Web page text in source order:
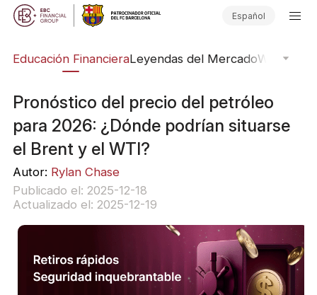
Español
Educación FinancieraLeyendas del MercadoWebinars
Pronóstico del precio del petróleo
para 2026: ¿Dónde podrían situarse
el Brent y el WTI?
Autor: Rylan Chase
Publicado el: 2025-12-18
Actualizado el: 2025-12-19